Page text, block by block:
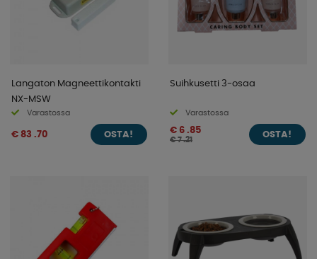
Langaton Magneettikontakti
NX-MSW
Varastossa
€ 83 .70 OSTA!
Suihkusetti 3-osaa
Varastossa
€ 6 .85
€ 7 .21
OSTA!